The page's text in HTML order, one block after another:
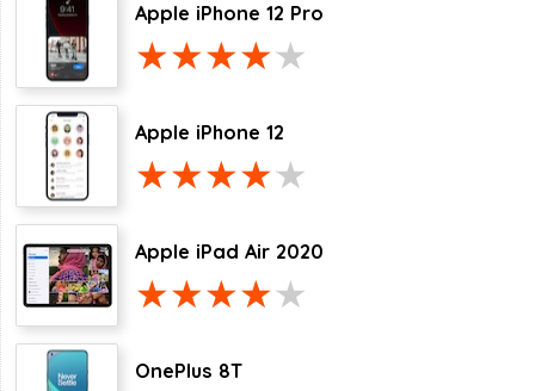
Apple iPhone 12 Pro
Apple iPhone 12
Apple iPad Air 2020
OnePlus 8T